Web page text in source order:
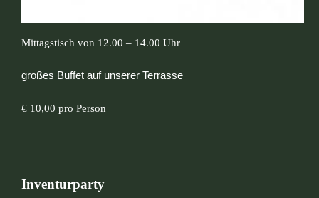
Mittagstisch von 12.00 – 14.00 Uhr
großes Buffet auf unserer Terrasse
€ 10,00 pro Person
Inventurparty